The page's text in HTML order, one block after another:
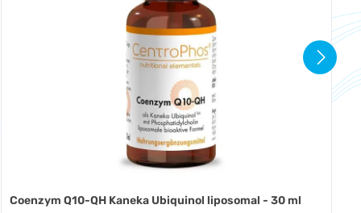
Coenzym Q10-QH Kaneka Ubiquinol liposomal - 30 ml